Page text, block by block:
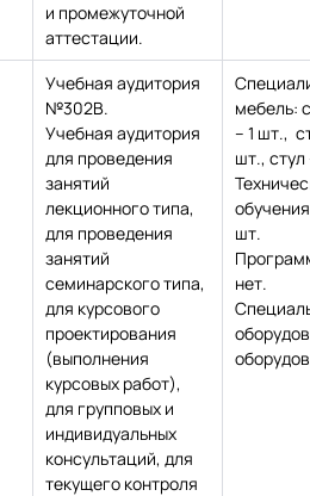
и промежуточной
аттестации.
Учебная аудитория
№302В.
Учебная аудитория
для проведения
занятий
лекционного типа,
для проведения
занятий
семинарского типа,
для курсового
проектирования
(выполнения
курсовых работ),
для групповых и
индивидуальных
консультаций, для
текущего контроля
мебель:
– 1 шт.,
шт.,
шт.
нет.